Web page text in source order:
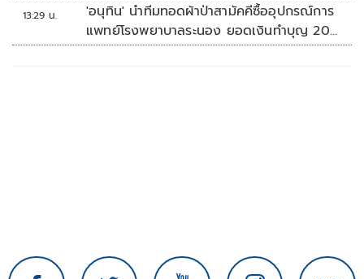
13:29 น.
'อนุทิน' นำทีมทอดผ้าป่าสามัคคีซื้ออุปกรณ์การ
แพทย์โรงพยาบาลระนอง ยอดเงินทำบุญ 20
ล้านบาท